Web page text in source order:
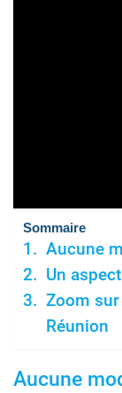
Sommaire
Aucune
Un
Zoom
Réunion
Aucune